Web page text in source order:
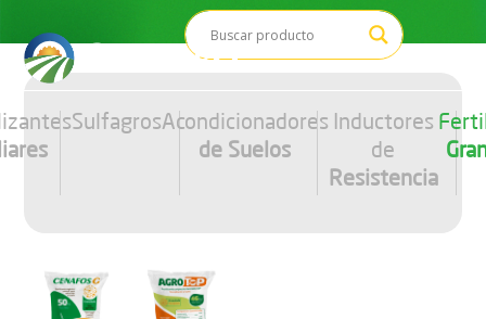
contenido
SulfagrosAcondicionadores
de Suelos
Inductores
de
Resistencia